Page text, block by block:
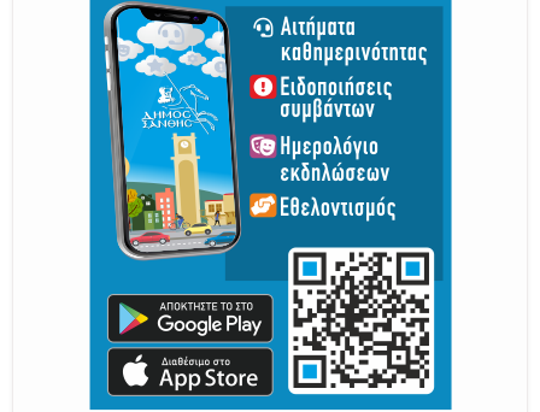
Από 30 Αυγούστου Έως 5 Σεπτεμβρίου